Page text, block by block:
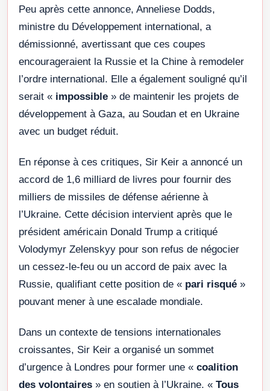
Peu après cette annonce, Anneliese Dodds,
ministre du Développement international, a
démissionné, avertissant que ces coupes
encourageraient la Russie et la Chine à remodeler
l’ordre international. Elle a également souligné qu’il
serait « impossible » de maintenir les projets de
développement à Gaza, au Soudan et en Ukraine
avec un budget réduit.
En réponse à ces critiques, Sir Keir a annoncé un
accord de 1,6 milliard de livres pour fournir des
milliers de missiles de défense aérienne à
l’Ukraine. Cette décision intervient après que le
président américain Donald Trump a critiqué
Volodymyr Zelenskyy pour son refus de négocier
un cessez-le-feu ou un accord de paix avec la
Russie, qualifiant cette position de « pari risqué »
pouvant mener à une escalade mondiale.
Dans un contexte de tensions internationales
croissantes, Sir Keir a organisé un sommet
d’urgence à Londres pour former une « coalition
des volontaires » en soutien à l’Ukraine. « Tous